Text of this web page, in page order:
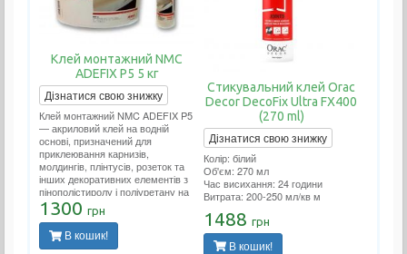
Клей монтажний NMC
ADEFIX P5 5 кг
Дізнатися свою знижку
Клей монтажний NMC ADEFIX P5
— акриловий клей на водній
основі, призначений для
приклеювання карнизів,
молдингів, плінтусів, розеток та
інших декоративних елементів з
пінополістиролу і поліуретану на
ДВП, ДСП, гіпсокартон,
гіпсоволокно, штукатурку, бетон
та інші поверхні.
1300 грн
В кошик!
Стикувальний клей Orac
Decor DecoFix Ultra FX400
(270 ml)
Дізнатися свою знижку
Колір: білий
Об'єм: 270 мл
Час висихання: 24 години
Витрата: 200-250 мл/кв м
1488 грн
В кошик!